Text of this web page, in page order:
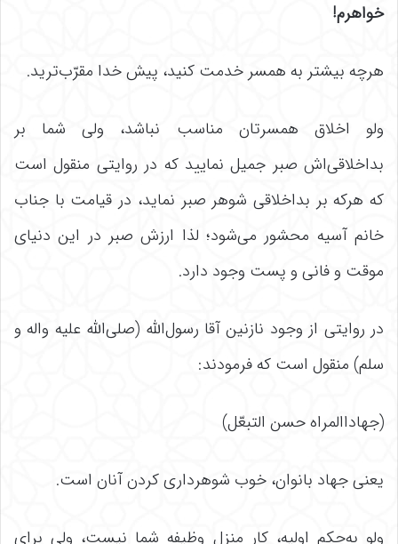
خواهرم!
هرچه بیشتر به همسر خدمت کنید، پیش خدا مقرّب‌ترید.
ولو اخلاق همسرتان مناسب نباشد، ولی شما بر
بداخلاقی‌اش صبر جمیل نمایید که در روایتی منقول است
که هرکه بر بداخلاقی شوهر صبر نماید، در قیامت با جناب
خانم آسیه محشور می‌شود؛ لذا ارزش صبر در این دنیای
موقت و فانی و پست وجود دارد.
در روایتی از وجود نازنین آقا رسول‌الله (صلی‌الله علیه واله و
سلم) منقول است که فرمودند:
(جهاداالمراه حسن التبعّل)
یعنی جهاد بانوان، خوب شوهرداری کردن آنان است.
ولو به‌حکم اولیه، کار منزل وظیفه شما نیست، ولی برای